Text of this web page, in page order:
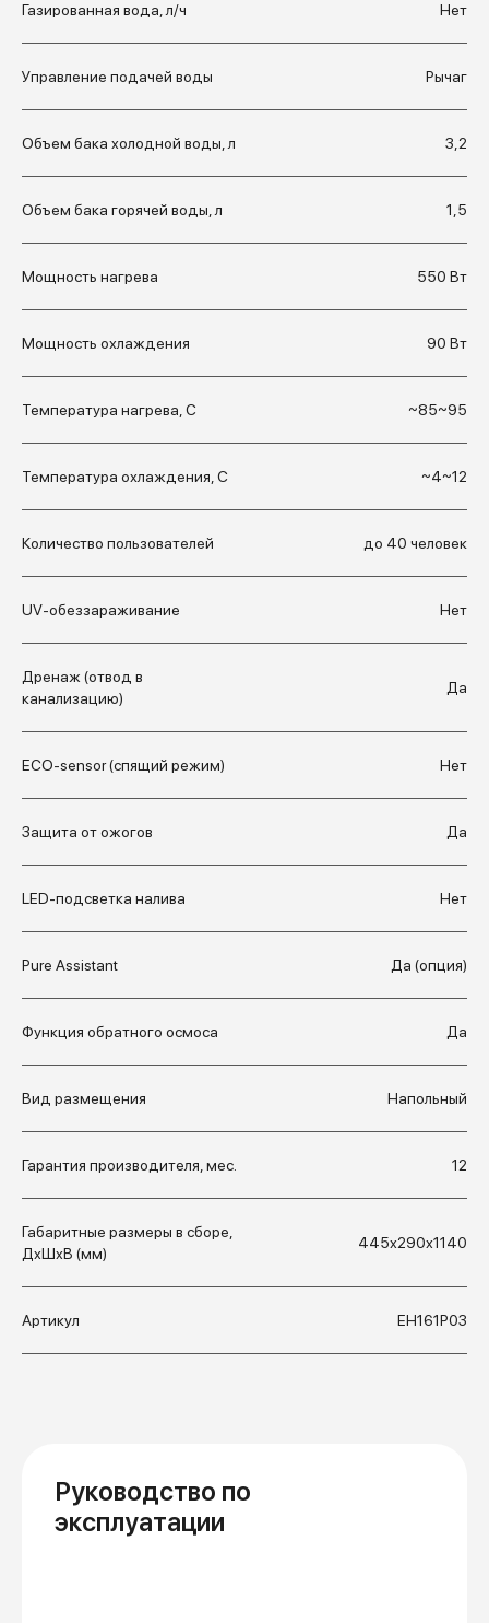
Газированная вода, л/ч Нет
Управление подачей воды Рычаг
Объем бака холодной воды, л 3,2
Объем бака горячей воды, л 1,5
Мощность нагрева 550 Вт
Мощность охлаждения 90 Вт
Температура нагрева, С ~85~95
Температура охлаждения, С ~4~12
Количество пользователей до 40 человек
UV-обеззараживание Нет
Дренаж (отвод в
канализацию)
Да
ECO-sensor (спящий режим) Нет
Защита от ожогов Да
LED-подсветка налива Нет
Pure Assistant Да (опция)
Функция обратного осмоса Да
Вид размещения Напольный
Гарантия производителя, мес. 12
Габаритные размеры в сборе,
ДхШхВ (мм)
445х290х1140
Артикул ЕН161Р03
Руководство по
эксплуатации